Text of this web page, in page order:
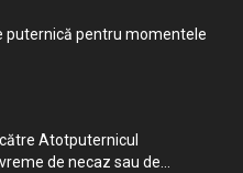
puternică pentru momentele
Atotputernicul
de necaz sau de...